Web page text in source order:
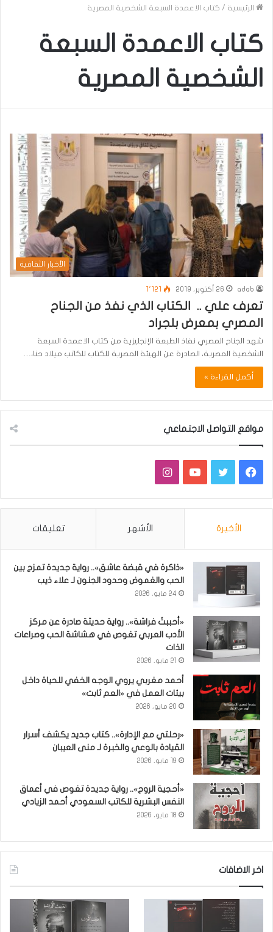
الرئيسية / كتاب الاعمدة السبعة الشخصية المصرية
كتاب الاعمدة السبعة
الشخصية المصرية
الأخبار الثقافية
adab 26 أكتوبر، 2019 1٬121
تعرف علي .. الكتاب الذي نفذ من الجناح
المصري بمعرض بلجراد
شهد الجناح المصري نفاذ الطبعة الإنجليزية من كتاب الاعمدة السبعة
الشخصية المصرية، الصادرة عن الهيئة المصرية للكتاب للكاتب ميلاد حنا،…
أكمل القراءة »
مواقع التواصل الاجتماعي
فيسبوكتويتر يوتيوبانستقرام
الأخيرة الأشهر تعليقات
«ذاكرة في قبضة عاشق».. رواية جديدة تمزج بين
الحب والغموض وحدود الجنون لـ علاء ذيب
24 مايو، 2026
«أحببتُ فراشة».. رواية حديثة صادرة عن مركز
الأدب العربي تغوص في هشاشة الحب وصراعات
الذات
21 مايو، 2026
أحمد مغربي يروي الوجه الخفي للحياة داخل
بيئات العمل في «العم ثابت»
20 مايو، 2026
«رحلتي مع الإدارة».. كتاب جديد يكشف أسرار
القيادة بالوعي والخبرة لـ منى العيبان
19 مايو، 2026
«أحجية الروح».. رواية جديدة تغوص في أعماق
النفس البشرية للكاتب السعودي أحمد الزيادي
18 مايو، 2026
اخر الاضافات